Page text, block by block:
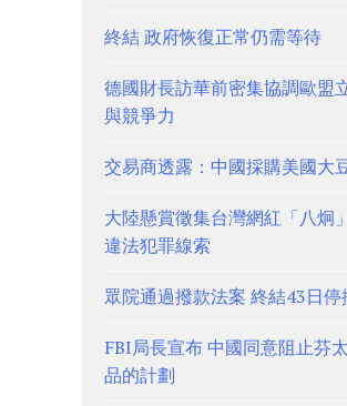
終結 政府恢復正常仍需等待
德國財長訪華前密集協調歐盟
與競爭力
交易商透露：中國採購美國大
大陸懸賞徵集台灣網紅「八炯
違法犯罪線索
眾院通過撥款法案 終結43日停
FBI局長宣布 中國同意阻止芬
品的計劃